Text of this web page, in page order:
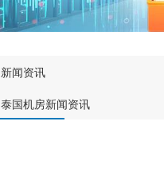
新闻资讯
泰国机房新闻资讯